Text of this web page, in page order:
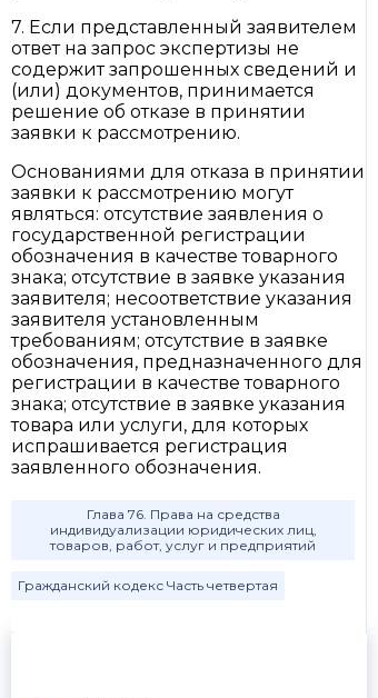
7. Если представленный заявителем
ответ на запрос экспертизы не
содержит запрошенных сведений и
(или) документов, принимается
решение об отказе в принятии
заявки к рассмотрению.
Основаниями для отказа в принятии
заявки к рассмотрению могут
являться: отсутствие заявления о
государственной регистрации
обозначения в качестве товарного
знака; отсутствие в заявке указания
заявителя; несоответствие указания
заявителя установленным
требованиям; отсутствие в заявке
обозначения, предназначенного для
регистрации в качестве товарного
знака; отсутствие в заявке указания
товара или услуги, для которых
испрашивается регистрация
заявленного обозначения.
Глава 76. Права на средства
индивидуализации юридических лиц,
товаров, работ, услуг и предприятий
Гражданский кодекс Часть четвертая